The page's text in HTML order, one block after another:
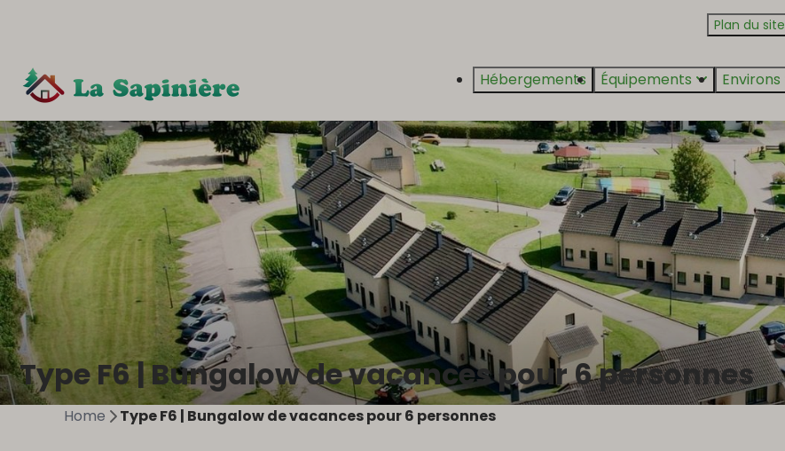
Plan du site
Hébergements Équipements Environs
Type F6 | Bungalow de vacances pour 6 personnes
Home Type F6 | Bungalow de vacances pour 6 personnes